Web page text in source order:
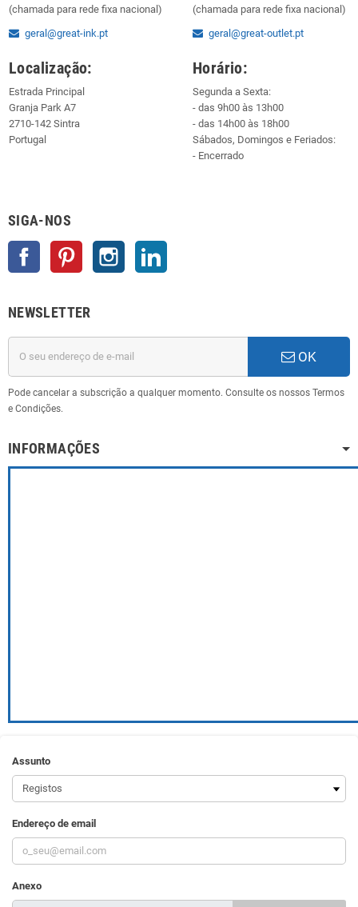
(chamada para rede fixa nacional)
geral@great-ink.pt
(chamada para rede fixa nacional)
geral@great-outlet.pt
Localização:
Estrada Principal
Granja Park A7
2710-142 Sintra
Portugal
Horário:
Segunda a Sexta:
- das 9h00 às 13h00
- das 14h00 às 18h00
Sábados, Domingos e Feriados:
- Encerrado
SIGA-NOS
Facebook Pinterest Instagram
NEWSLETTER
OK
Pode cancelar a subscrição a qualquer momento. Consulte os nossos Termos
e Condições.
INFORMAÇÕES
Assunto
Endereço de email
Anexo